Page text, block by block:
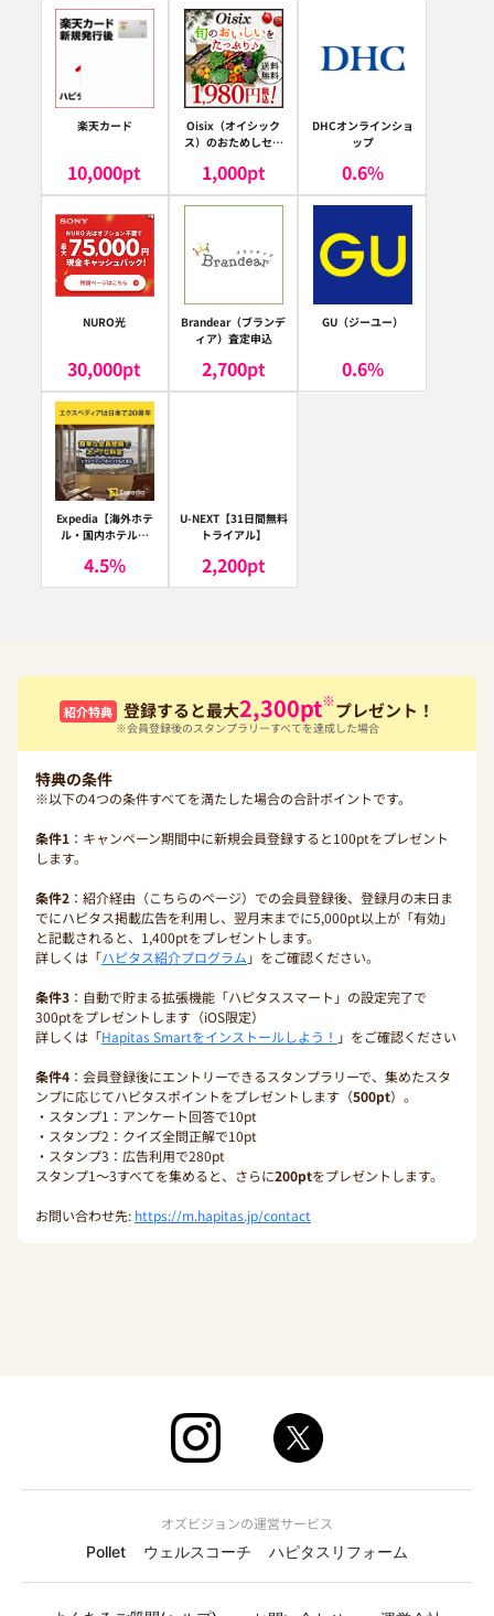
楽天カード
10,000pt
Oisix（オイシック
ス）のおためしセッ
1,000pt
DHCオンラインショ
ップ
0.6%
NURO光
30,000pt
Brandear（ブランデ
ィア）査定申込
2,700pt
GU（ジーユー）
0.6%
Expedia【海外ホテ
ル・国内ホテル予
ア）
4.5%
U-NEXT【31日間無料
トライアル】
2,200pt
紹介特典 登録すると最大2,300pt※プレゼント！
※会員登録後のスタンプラリーすべてを達成した場合
特典の条件
※以下の4つの条件すべてを満たした場合の合計ポイントです。
条件1 ：キャンペーン期間中に新規会員登録すると100ptをプレゼント
します。
条件2 ：紹介経由（こちらのページ）での会員登録後、登録月の末日ま
でにハピタス掲載広告を利用し、翌月末までに5,000pt以上が「有効」
と記載されると、1,400ptをプレゼントします。
詳しくは「ハピタス紹介プログラム 」をご確認ください。
条件3 ：自動で貯まる拡張機能「ハピタススマート」の設定完了で
300ptをプレゼントします（iOS限定）
詳しくは「Hapitas Smartをインストールしよう！ 」をご確認ください
条件4 ：会員登録後にエントリーできるスタンプラリーで、集めたスタ
ンプに応じてハピタスポイントをプレゼントします（500pt）。
・スタンプ1：アンケート回答で10pt
・スタンプ2：クイズ全問正解で10pt
・スタンプ3：広告利用で280pt
スタンプ1〜3すべてを集めると、さらに200ptをプレゼントします。
お問い合わせ先: https://m.hapitas.jp/contact
オズビジョンの運営サービス
Pollet
ウェルスコーチ ハピタスリフォーム